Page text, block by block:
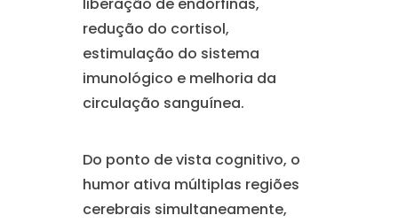
redução do cortisol,
estimulação do sistema
imunológico e melhoria da
circulação sanguínea.
Do ponto de vista cognitivo, o
humor ativa múltiplas regiões
cerebrais simultaneamente,